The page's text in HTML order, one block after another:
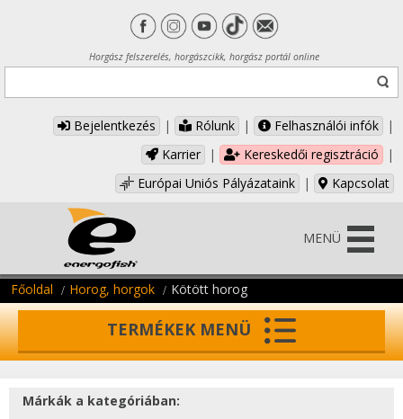
Horgász felszerelés, horgászcikk, horgász portál online
Bejelentkezés | Rólunk | Felhasználói infók
|
Karrier
| Kereskedői regisztráció
|
Európai Uniós Pályázataink
| Kapcsolat
MENÜ
Főoldal Horog, horgok Kötött horog
TERMÉKEK MENÜ
Márkák a kategóriában: